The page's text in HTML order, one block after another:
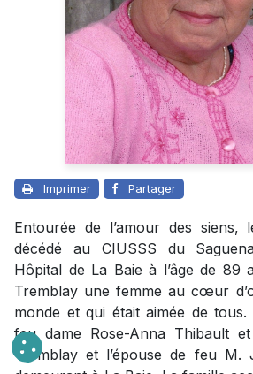
Imprimer Partager
Entourée de l’amour des
décédé au CIUSSS du
Hôpital de La Baie à l’âge de 89
Tremblay une femme au cœur
monde et qui était aimée de
feu dame Rose-Anna Thibault
Tremblay et l’épouse de feu M.